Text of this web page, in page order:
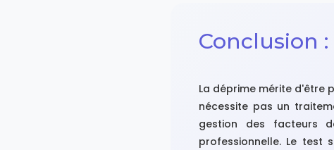
Conclusion
La déprime mérite d'être
nécessite pas un
gestion des facteurs
professionnelle. Le test